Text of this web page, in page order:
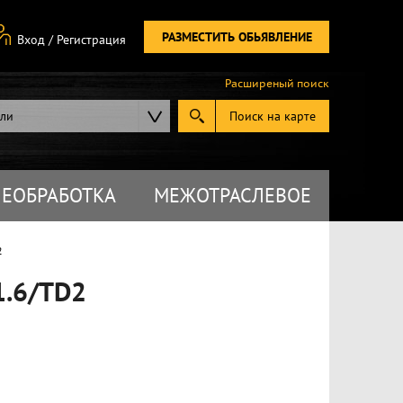
РАЗМЕСТИТЬ ОБЬЯВЛЕНИЕ
Вход / Регистрация
Поиск на карте
Расширеный поиск
МЕЖОТРАСЛЕВОЕ
TD2